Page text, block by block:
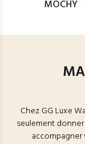
MOCHY
Chez GG Luxe
seulement
accompagner